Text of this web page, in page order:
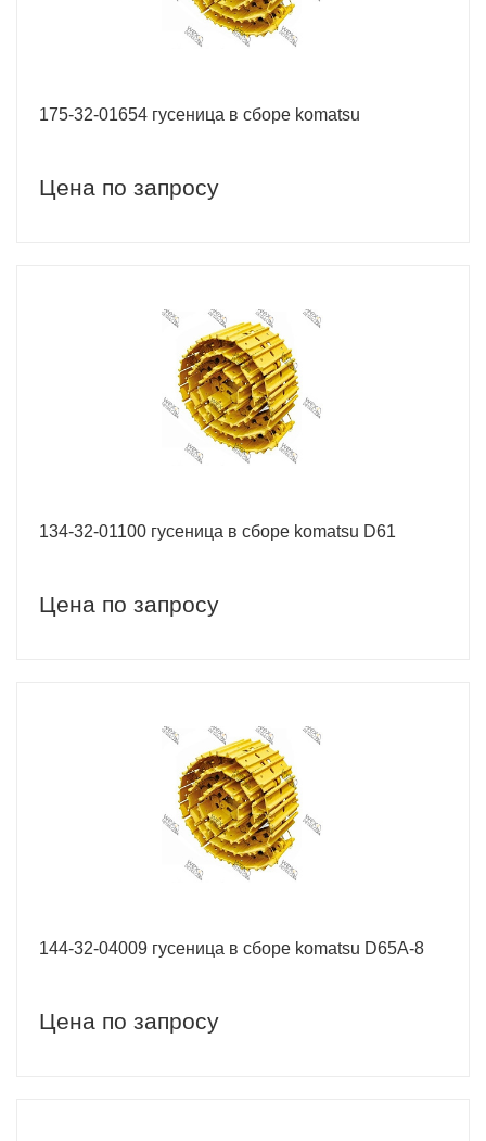
175-32-01654 гусеница в сборе komatsu
Цена по запросу
134-32-01100 гусеница в сборе komatsu D61
Цена по запросу
144-32-04009 гусеница в сборе komatsu D65A-8
Цена по запросу